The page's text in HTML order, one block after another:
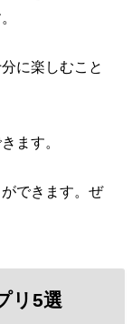
に楽しむこと
ます。
できます。ぜ
リ5選